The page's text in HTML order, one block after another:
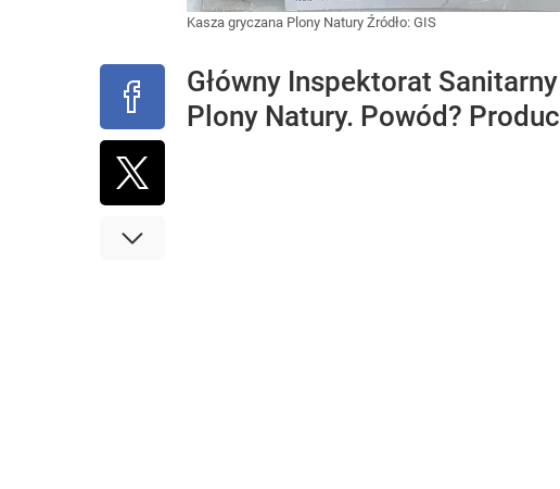
Kasza gryczana Plony Natury Źródło: GIS
Główny Inspektorat
Plony Natury. Powód?